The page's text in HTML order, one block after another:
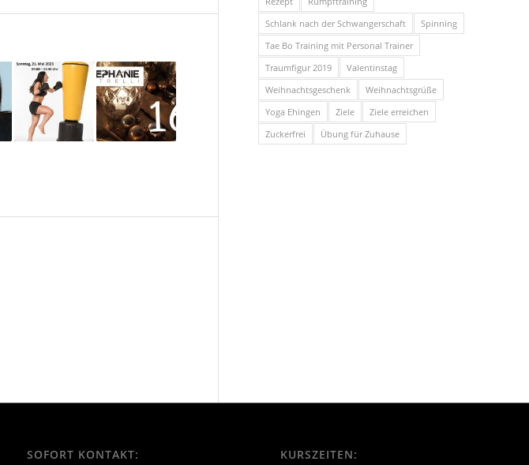
Schlank nach der Schwangerschaft
Spinning
Tae Bo Training mit Personal Trainer
Traumfigur 2019
Valentinstag
Weihnachtsgeschenk
Weihnachtsgrüße
Yoga Ehingen
Ziele
Ziele erreichen
Zuckerfrei
Übung für Zuhause
SOFORT KONTAKT: KURSZEITEN: